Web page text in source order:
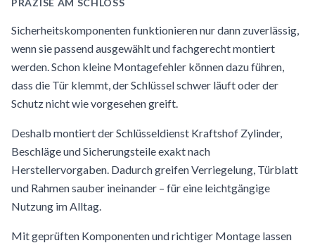
PRÄZISE AM SCHLOSS
Sicherheitskomponenten funktionieren nur dann zuverlässig,
wenn sie passend ausgewählt und fachgerecht montiert
werden. Schon kleine Montagefehler können dazu führen,
dass die Tür klemmt, der Schlüssel schwer läuft oder der
Schutz nicht wie vorgesehen greift.
Deshalb montiert der Schlüsseldienst Kraftshof Zylinder,
Beschläge und Sicherungsteile exakt nach
Herstellervorgaben. Dadurch greifen Verriegelung, Türblatt
und Rahmen sauber ineinander – für eine leichtgängige
Nutzung im Alltag.
Mit geprüften Komponenten und richtiger Montage lassen